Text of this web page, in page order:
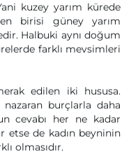
kuzey yarım kürede
birisi güney yarım
Halbuki aynı doğum
farklı mevsimleri
edilen iki hususa.
burçlarla daha
cevabı her ne kadar
de kadın beyninin
olmasıdır.